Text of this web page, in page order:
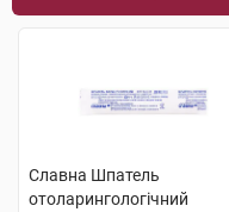
Славна Шпатель
отоларингологічний